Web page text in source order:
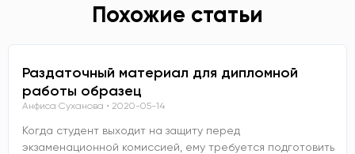
Похожие статьи
Раздаточный материал для дипломной
работы образец
Анфиса Суханова 2020-05-14
Когда студент выходит на защиту перед
экзаменационной комиссией, ему требуется подготовить